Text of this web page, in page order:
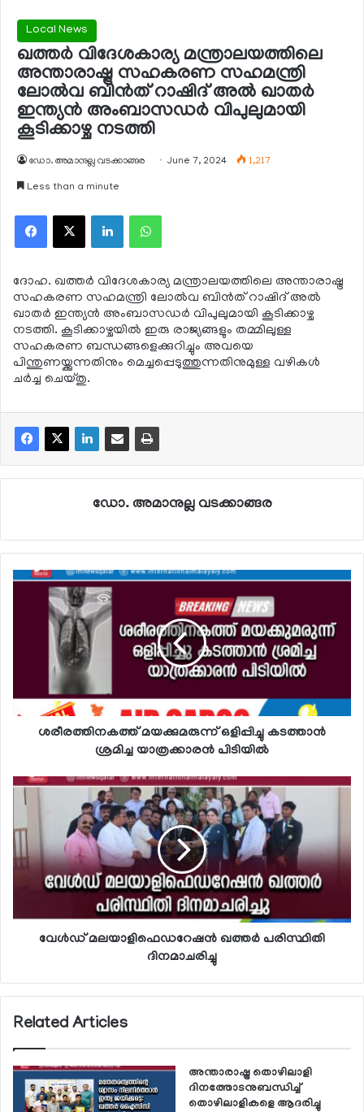
Local News
ഖത്തര്‍ വിദേശകാര്യ മന്ത്രാലയത്തിലെ
അന്താരാഷ്ട്ര സഹകരണ സഹമന്ത്രി
ലോല്‍വ ബിന്‍ത് റാഷിദ് അല്‍ ഖാതര്‍
ഇന്ത്യന്‍ അംബാസഡര്‍ വിപുലുമായി
കൂടിക്കാഴ്ച നടത്തി
ഡോ. അമാനുല്ല വടക്കാങ്ങര June 7, 2024 1,217
Less than a minute
Facebook
X LinkedInWhatsApp
ദോഹ. ഖത്തര്‍ വിദേശകാര്യ മന്ത്രാലയത്തിലെ അന്താരാഷ്ട്ര
സഹകരണ സഹമന്ത്രി ലോല്‍വ ബിന്‍ത് റാഷിദ് അല്‍
ഖാതര്‍ ഇന്ത്യന്‍ അംബാസഡര്‍ വിപുലുമായി കൂടിക്കാഴ്ച
നടത്തി. കൂടിക്കാഴ്ചയില്‍ ഇരു രാജ്യങ്ങളും തമ്മിലുള്ള
സഹകരണ ബന്ധങ്ങളെക്കുറിച്ചും അവയെ
പിന്തുണയ്ക്കുന്നതിനും മെച്ചപ്പെടുത്തുന്നതിനുമുള്ള വഴികള്‍
ചര്‍ച്ച ചെയ്തു.
ഡോ. അമാനുല്ല വടക്കാങ്ങര
ശരീരത്തിനകത്ത് മയക്കുമരുന്ന് ഒളിപ്പിച്ചു കടത്താന്‍
ശ്രമിച്ച യാത്രക്കാരന്‍ പിടിയില്‍
വേള്‍ഡ് മലയാളിഫെഡറേഷന്‍ ഖത്തര്‍ പരിസ്ഥിതി
ദിനമാചരിച്ചു
Related Articles
അന്താരാഷ്ട്ര തൊഴിലാളി
ദിനത്തോടനുബന്ധിച്ച്
തൊഴിലാളികളെ ആദരിച്ചു